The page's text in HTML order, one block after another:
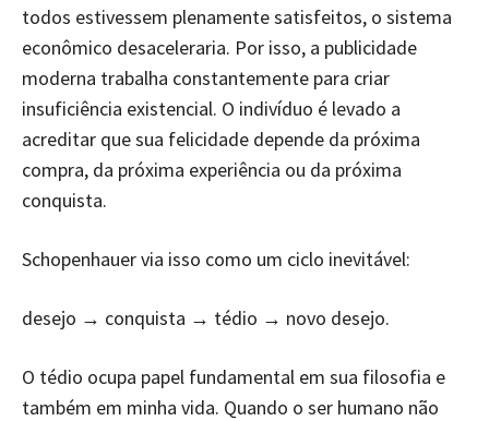
todos estivessem plenamente satisfeitos, o sistema
econômico desaceleraria. Por isso, a publicidade
moderna trabalha constantemente para criar
insuficiência existencial. O indivíduo é levado a
acreditar que sua felicidade depende da próxima
compra, da próxima experiência ou da próxima
conquista.
Schopenhauer via isso como um ciclo inevitável:
desejo → conquista → tédio → novo desejo.
O tédio ocupa papel fundamental em sua filosofia e
também em minha vida. Quando o ser humano não